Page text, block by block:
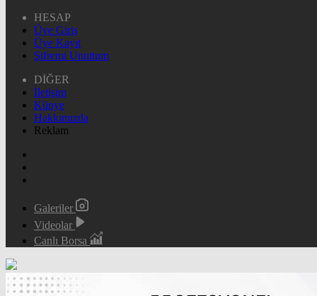
HESAP
Üye Giriş
Üye Kayıt
Şifremi Unuttum
DİĞER
İletişim
Künye
Hakkımızda
Reklam
Galeriler
Videolar
Canlı Borsa